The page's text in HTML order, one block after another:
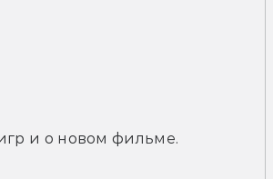
и о новом фильме.